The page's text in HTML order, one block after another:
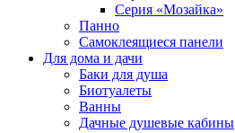
Серия «Мозайка»
Панно
Самоклеящиеся панели
Для дома и дачи
Баки для душа
Биотуалеты
Ванны
Дачные душевые кабины